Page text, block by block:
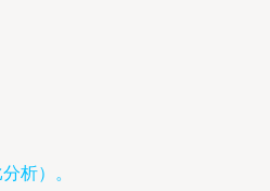
析）。